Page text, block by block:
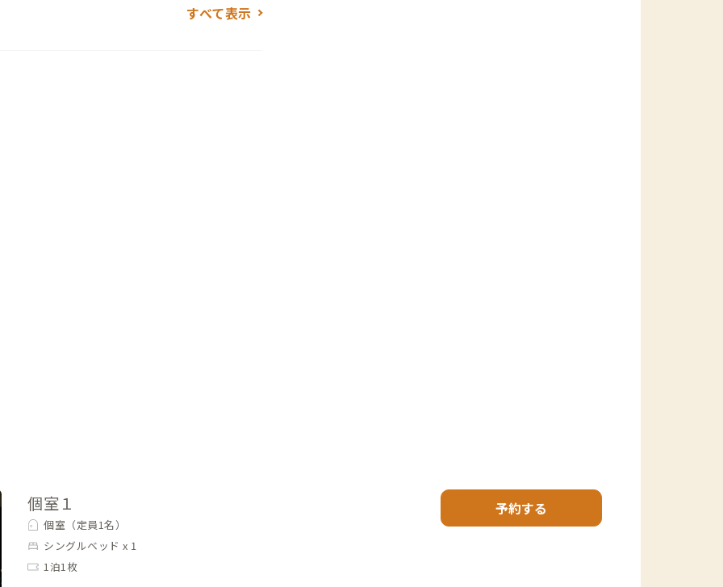
すべて表示
個室１
個室（定員1名）
シングルベッド x 1
1泊1枚
予約する